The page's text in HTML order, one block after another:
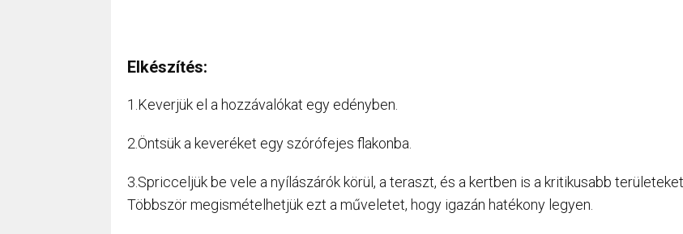
Elkészítés:
1.Keverjük el a hozzávalókat egy edényben.
2.Öntsük a keveréket egy szórófejes flakonba.
3.Spricceljük be vele a nyílászárók körül, a teraszt, és a kertben is a kritikusabb
Többször megismételhetjük ezt a műveletet, hogy igazán hatékony legyen.